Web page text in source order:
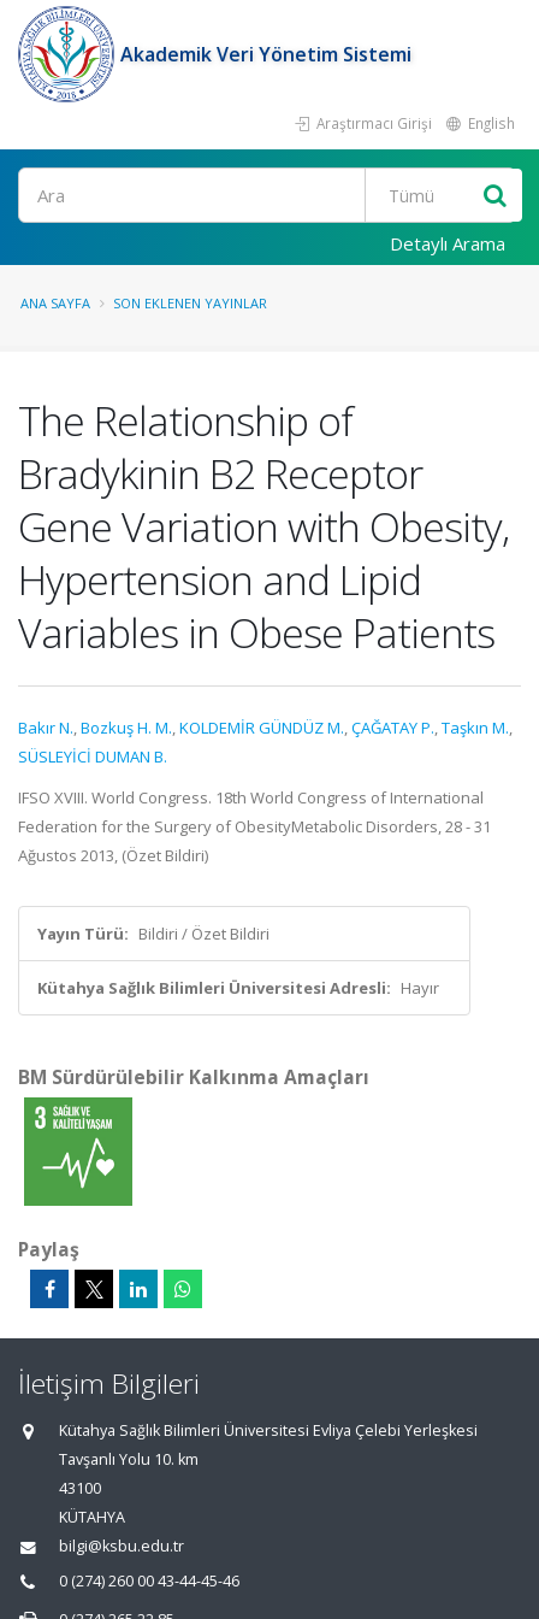
Akademik Veri Yönetim Sistemi
Araştırmacı Girişi English
Ara
Detaylı Arama
ANA SAYFA SON EKLENEN YAYINLAR
The Relationship of
Bradykinin B2 Receptor
Gene Variation with Obesity,
Hypertension and Lipid
Variables in Obese Patients
Bakır N.,Bozkuş H. M.,KOLDEMİR GÜNDÜZ M.,ÇAĞATAY P.,Taşkın M.,
SÜSLEYİCİ DUMAN B.
IFSO XVIII. World Congress. 18th World Congress of International
Federation for the Surgery of ObesityMetabolic Disorders, 28 - 31
Ağustos 2013, (Özet Bildiri)
Yayın Türü: Bildiri / Özet Bildiri
Kütahya Sağlık Bilimleri Üniversitesi Adresli: Hayır
BM Sürdürülebilir Kalkınma Amaçları
Paylaş
İletişim Bilgileri
Kütahya Sağlık Bilimleri Üniversitesi Evliya Çelebi Yerleşkesi
Tavşanlı Yolu 10. km
43100
KÜTAHYA
bilgi@ksbu.edu.tr
0 (274) 260 00 43-44-45-46